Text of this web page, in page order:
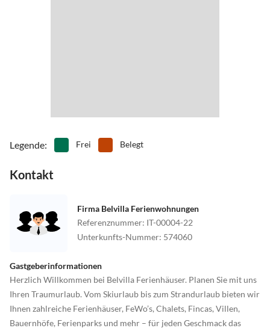
Legende: Frei Belegt
Kontakt
Firma Belvilla Ferienwohnungen
Referenznummer: IT-00004-22
Unterkunfts-Nummer: 574060
Gastgeberinformationen
Herzlich Willkommen bei Belvilla Ferienhäuser. Planen Sie mit uns
Ihren Traumurlaub. Vom Skiurlaub bis zum Strandurlaub bieten wir
Ihnen zahlreiche Ferienhäuser, FeWo’s, Chalets, Fincas, Villen,
Bauernhöfe, Ferienparks und mehr – für jeden Geschmack das